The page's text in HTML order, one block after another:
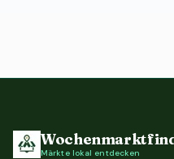
Märkte lokal entdecken